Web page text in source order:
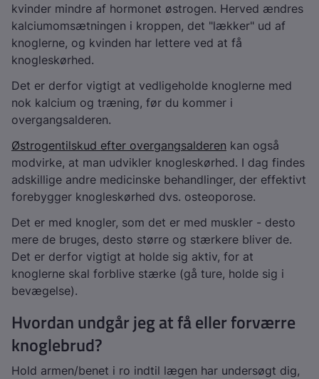
kvinder mindre af hormonet østrogen. Herved ændres
kalciumomsætningen i kroppen, det "lækker" ud af
knoglerne, og kvinden har lettere ved at få
knogleskørhed.
Det er derfor vigtigt at vedligeholde knoglerne med
nok kalcium og træning, før du kommer i
overgangsalderen.
Østrogentilskud efter overgangsalderen kan også
modvirke, at man udvikler knogleskørhed. I dag findes
adskillige andre medicinske behandlinger, der effektivt
forebygger knogleskørhed dvs. osteoporose.
Det er med knogler, som det er med muskler - desto
mere de bruges, desto større og stærkere bliver de.
Det er derfor vigtigt at holde sig aktiv, for at
knoglerne skal forblive stærke (gå ture, holde sig i
bevægelse).
Hvordan undgår jeg at få eller forværre
knoglebrud?
Hold armen/benet i ro indtil lægen har undersøgt dig,